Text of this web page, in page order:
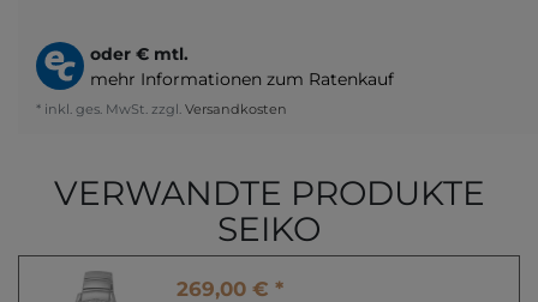
oder € mtl.
mehr Informationen zum Ratenkauf
* inkl. ges. MwSt. zzgl. Versandkosten
VERWANDTE PRODUKTE
SEIKO
269,00 € *